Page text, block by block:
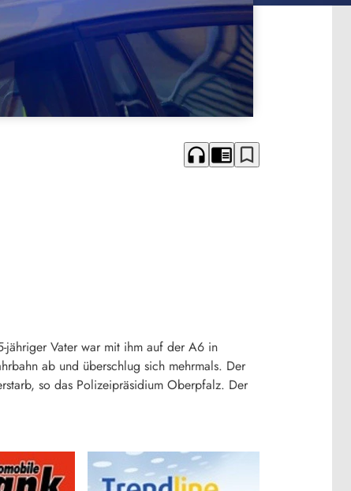
headphones chrome_reader_mode bookmark_border
jähriger Vater war mit ihm auf der A6 in
ab und überschlug sich mehrmals. Der
so das Polizeipräsidium Oberpfalz. Der